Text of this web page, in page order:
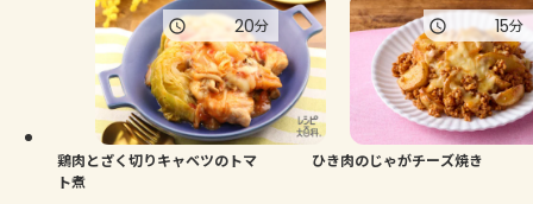
鶏肉とざく切りキャベツのトマ
ト煮
20分
ひき肉のじゃがチーズ焼き
15分